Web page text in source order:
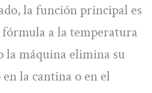
la función principal es
a la temperatura
la máquina elimina su
la cantina o en el